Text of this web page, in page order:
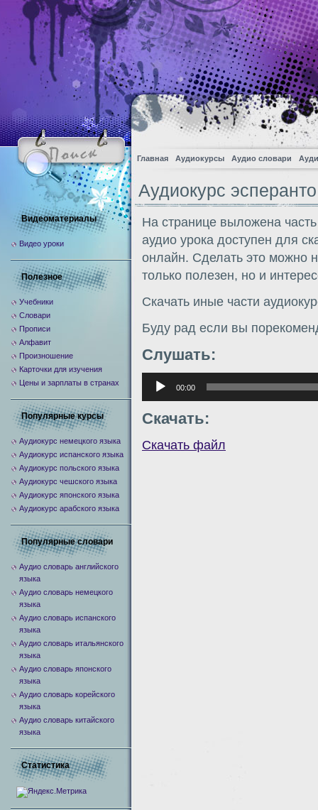
Главная Аудиокурсы Аудио словари
Аудиокурс
На странице выложена
аудио урока доступен для
онлайн. Сделать это можно
только полезен, но и
Скачать иные части
Буду рад если вы
Слушать:
Аудиоплеер
00:00
Скачать:
Скачать файл
Видеоматериалы
Видео уроки
Полезное
Учебники
Словари
Прописи
Алфавит
Произношение
Карточки для изучения
Цены и зарплаты в странах
Популярные курсы
Аудиокурс немецкого языка
Аудиокурс испанского языка
Аудиокурс польского языка
Аудиокурс чешского языка
Аудиокурс японского языка
Аудиокурс арабского языка
Популярные словари
Аудио словарь английского
языка
Аудио словарь немецкого
языка
Аудио словарь испанского
языка
Аудио словарь итальянского
языка
Аудио словарь японского
языка
Аудио словарь корейского
языка
Аудио словарь китайского
языка
Статистика